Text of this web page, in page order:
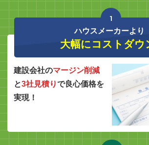
1
ハウスメーカーより
大幅にコストダウ
建設会社のマージン削減
と3社見積りで良心価格を
実現！